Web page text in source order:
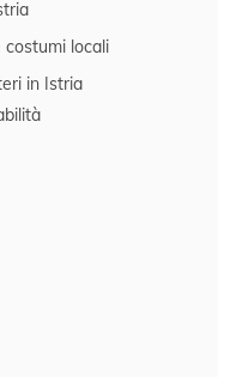
locali
in Istria